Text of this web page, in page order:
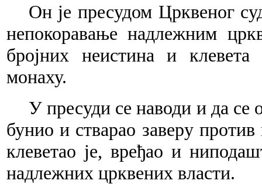
Он је пресудом Црквеног
непокоравање надлежним
бројних неистина и
монаху.
У пресуди се наводи и да се
бунио и стварао заверу
клеветао је, вређао и
надлежних црквених власти.